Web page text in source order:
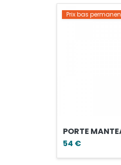
Prix bas
PORTE
54 €